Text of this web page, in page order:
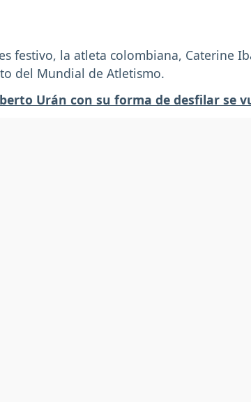
festivo, la atleta colombiana, Caterine
del Mundial de Atletismo.
Urán con su forma de desfilar se